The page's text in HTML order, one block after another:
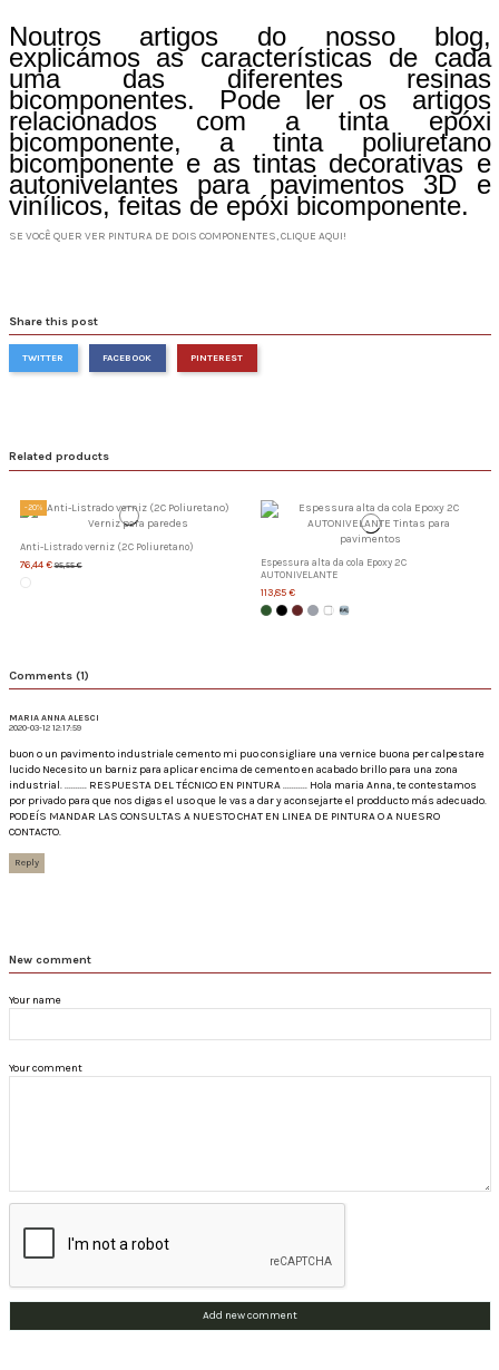
Noutros artigos do nosso blog,
explicámos as características de cada
uma das diferentes resinas
bicomponentes. Pode ler os artigos
relacionados com a tinta epóxi
bicomponente, a tinta poliuretano
bicomponente e as tintas decorativas e
autonivelantes para pavimentos 3D e
vinílicos, feitas de epóxi bicomponente.
SE VOCÊ QUER VER PINTURA DE DOIS COMPONENTES, CLIQUE AQUI!
Share this post
TWITTER FACEBOOK PINTEREST
Related products
-20%
Anti-Listrado verniz (2C Poliuretano)
76,44 €95,55 €
Espessura alta da cola Epoxy 2C
AUTONIVELANTE
113,85 €
Comments (1)
MARIA ANNA ALESCI
2020-03-12 12:17:59
buon o un pavimento industriale cemento mi puo consigliare una vernice buona per calpestare
lucido Necesito un barniz para aplicar encima de cemento en acabado brillo para una zona
industrial. .......... RESPUESTA DEL TÉCNICO EN PINTURA ........... Hola maria Anna, te contestamos
por privado para que nos digas el uso que le vas a dar y aconsejarte el prodducto más adecuado.
PODEÍS MANDAR LAS CONSULTAS A NUESTO CHAT EN LINEA DE PINTURA O A NUESRO
CONTACTO.
Reply
New comment
Your name
Your comment
Add new comment